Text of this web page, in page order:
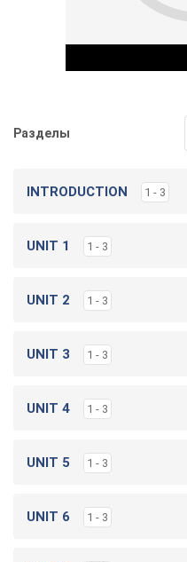
Разделы
INTRODUCTION 1 - 3
UNIT 1 1 - 3
UNIT 2 1 - 3
UNIT 3 1 - 3
UNIT 4 1 - 3
UNIT 5 1 - 3
UNIT 6 1 - 3